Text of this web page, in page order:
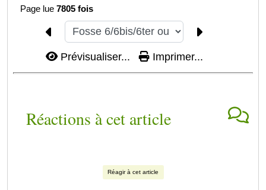
Page lue7805 fois
Prévisualiser... Imprimer...
Réactions à cet article
Réagir à cet article